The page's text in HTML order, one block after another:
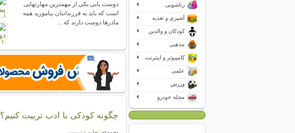
دوست یابی یکی از مهمترین مهارتهایی
است که باید به فرزندانتان بیاموزید همه
مادرها دوست دارند که…
چگونه کودکی با ادب تربیت کنیم؟
زناشویی
آشپزی و تغذیه
کودکان و والدین
مذهبی
کامپیوتر و اینترنت
علمی
ورزش
مجله خودرو